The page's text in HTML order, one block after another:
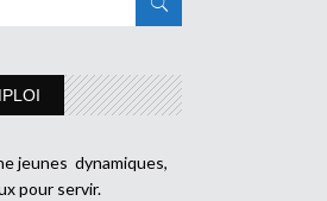
jeunes dynamiques,
pour servir.